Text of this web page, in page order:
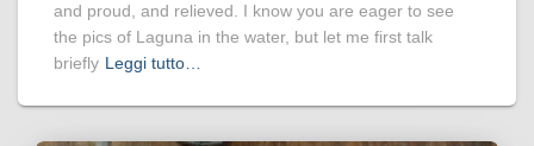
and proud, and relieved. I know you are eager to see
the pics of Laguna in the water, but let me first talk
briefly Leggi tutto…